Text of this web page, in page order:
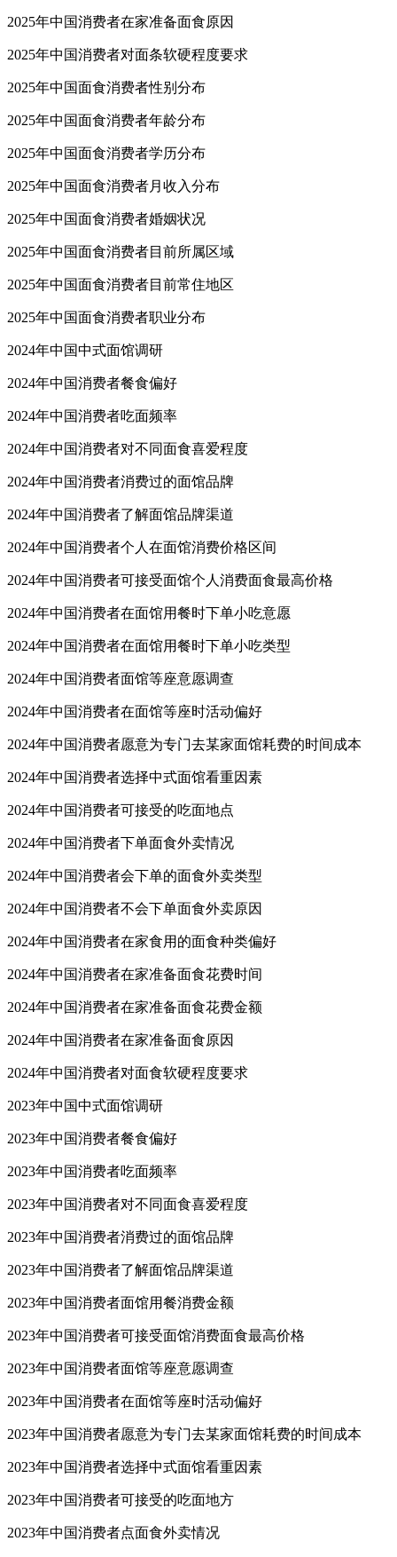
2025年中国消费者在家准备面食原因
2025年中国消费者对面条软硬程度要求
2025年中国面食消费者性别分布
2025年中国面食消费者年龄分布
2025年中国面食消费者学历分布
2025年中国面食消费者月收入分布
2025年中国面食消费者婚姻状况
2025年中国面食消费者目前所属区域
2025年中国面食消费者目前常住地区
2025年中国面食消费者职业分布
2024年中国中式面馆调研
2024年中国消费者餐食偏好
2024年中国消费者吃面频率
2024年中国消费者对不同面食喜爱程度
2024年中国消费者消费过的面馆品牌
2024年中国消费者了解面馆品牌渠道
2024年中国消费者个人在面馆消费价格区间
2024年中国消费者可接受面馆个人消费面食最高价格
2024年中国消费者在面馆用餐时下单小吃意愿
2024年中国消费者在面馆用餐时下单小吃类型
2024年中国消费者面馆等座意愿调查
2024年中国消费者在面馆等座时活动偏好
2024年中国消费者愿意为专门去某家面馆耗费的时间成本
2024年中国消费者选择中式面馆看重因素
2024年中国消费者可接受的吃面地点
2024年中国消费者下单面食外卖情况
2024年中国消费者会下单的面食外卖类型
2024年中国消费者不会下单面食外卖原因
2024年中国消费者在家食用的面食种类偏好
2024年中国消费者在家准备面食花费时间
2024年中国消费者在家准备面食花费金额
2024年中国消费者在家准备面食原因
2024年中国消费者对面食软硬程度要求
2023年中国中式面馆调研
2023年中国消费者餐食偏好
2023年中国消费者吃面频率
2023年中国消费者对不同面食喜爱程度
2023年中国消费者消费过的面馆品牌
2023年中国消费者了解面馆品牌渠道
2023年中国消费者面馆用餐消费金额
2023年中国消费者可接受面馆消费面食最高价格
2023年中国消费者面馆等座意愿调查
2023年中国消费者在面馆等座时活动偏好
2023年中国消费者愿意为专门去某家面馆耗费的时间成本
2023年中国消费者选择中式面馆看重因素
2023年中国消费者可接受的吃面地方
2023年中国消费者点面食外卖情况